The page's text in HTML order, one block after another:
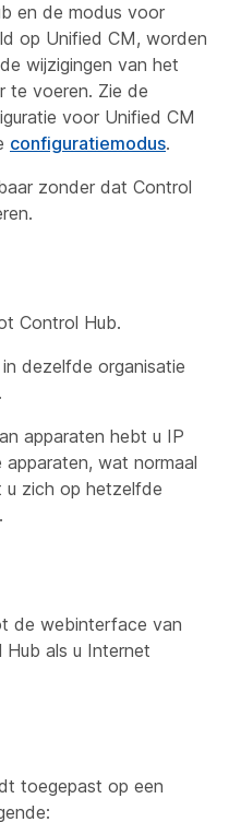
en de modus voor
op Unified CM, worden
wijzigingen van het
te voeren. Zie de
voor Unified CM
configuratiemodus.
zonder dat Control
Control Hub.
dezelfde organisatie
apparaten hebt u IP
wat normaal
zich op hetzelfde
de webinterface van
als u Internet
toegepast op een